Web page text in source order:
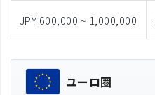
JPY 600,000 ~ 1,000,000
ユーロ圏